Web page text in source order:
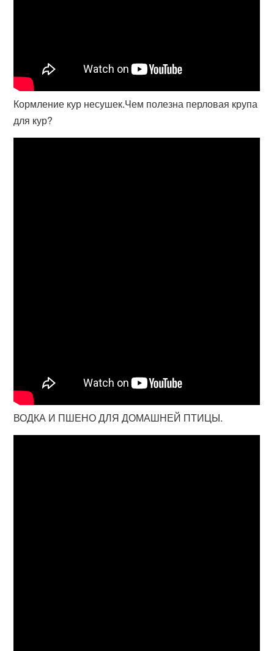
Кормление кур несушек.Чем полезна перловая крупа
для кур?
ВОДКА И ПШЕНО ДЛЯ ДОМАШНЕЙ ПТИЦЫ.